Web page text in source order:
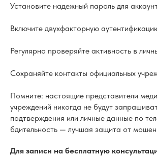
Установите надежный пароль для
Включите двухфакторную
Регулярно проверяйте активность в
Сохраняйте контакты официальных
Помните: настоящие представители
учреждений никогда не будут
подтверждения или личные данные по
бдительность — лучшая защита от
Для записи на бесплатную